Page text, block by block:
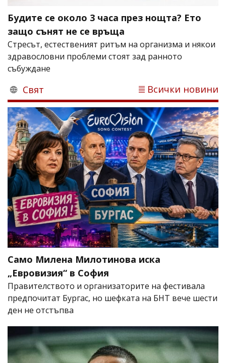
Будите се около 3 часа през нощта? Ето
защо сънят не се връща
Стресът, естественият ритъм на организма и някои
здравословни проблеми стоят зад ранното
събуждане
Свят Всички новини
Само Милена Милотинова иска
„Евровизия“ в София
Правителството и организаторите на фестивала
предпочитат Бургас, но шефката на БНТ вече шести
ден не отстъпва